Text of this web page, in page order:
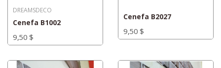
DREAMSDECO
Cenefa B1002
9,50 $
Cenefa B2027
9,50 $